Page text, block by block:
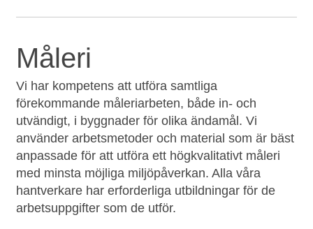
Måleri
Vi har kompetens att utföra samtliga
förekommande måleriarbeten, både in- och
utvändigt, i byggnader för olika ändamål. Vi
använder arbetsmetoder och material som är bäst
anpassade för att utföra ett högkvalitativt måleri
med minsta möjliga miljöpåverkan. Alla våra
hantverkare har erforderliga utbildningar för de
arbetsuppgifter som de utför.